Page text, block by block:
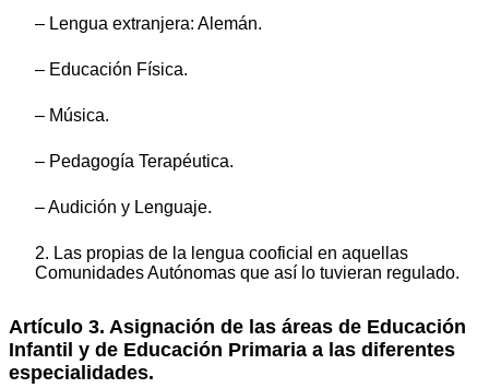
– Lengua extranjera: Alemán.
– Educación Física.
– Música.
– Pedagogía Terapéutica.
– Audición y Lenguaje.
2. Las propias de la lengua cooficial en aquellas
Comunidades Autónomas que así lo tuvieran regulado.
Artículo 3. Asignación de las áreas de Educación
Infantil y de Educación Primaria a las diferentes
especialidades.